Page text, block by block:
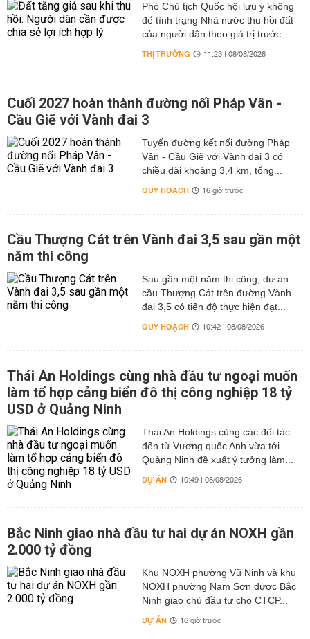
Phó Chủ tịch Quốc hội lưu ý không
để tình trạng Nhà nước thu hồi đất
của người dân theo giá trị trước...
THỊ TRƯỜNG 11:23 | 08/08/2026
Cuối 2027 hoàn thành đường nối Pháp Vân -
Cầu Giẽ với Vành đai 3
Tuyến đường kết nối đường Pháp
Vân - Cầu Giẽ với Vành đai 3 có
chiều dài khoảng 3,4 km, tổng...
QUY HOẠCH 16 giờ trước
Cầu Thượng Cát trên Vành đai 3,5 sau gần một
năm thi công
Sau gần một năm thi công, dự án
cầu Thượng Cát trên đường Vành
đai 3,5 có tiến độ thực hiện đạt...
QUY HOẠCH 10:42 | 08/08/2026
Thái An Holdings cùng nhà đầu tư ngoại muốn
làm tổ hợp cảng biển đô thị công nghiệp 18 tỷ
USD ở Quảng Ninh
Thái An Holdings cùng các đối tác
đến từ Vương quốc Anh vừa tới
Quảng Ninh đề xuất ý tưởng làm...
DỰ ÁN 10:49 | 08/08/2026
Bắc Ninh giao nhà đầu tư hai dự án NOXH gần
2.000 tỷ đồng
Khu NOXH phường Vũ Ninh và khu
NOXH phường Nam Sơn được Bắc
Ninh giao chủ đầu tư cho CTCP...
DỰ ÁN 16 giờ trước